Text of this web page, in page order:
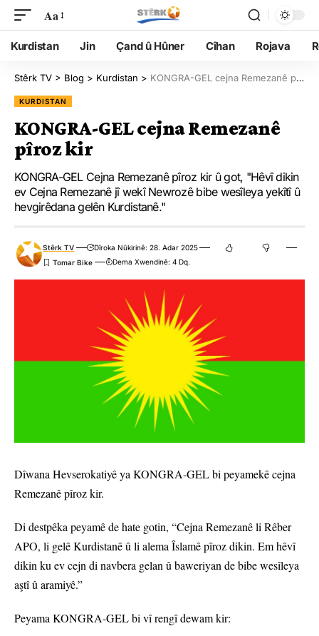
Aa
Kurdistan Jin Çand û Hûner Cîhan Rojava
Stêrk TV > Blog > Kurdistan > KONGRA-GEL cejna Remezanê pîroz kir
KURDISTAN
KONGRA-GEL cejna Remezanê
pîroz kir
KONGRA-GEL Cejna Remezanê pîroz kir û got, "Hêvî dikin
ev Cejna Remezanê jî wekî Newrozê bibe wesîleya yekîtî û
hevgirêdana gelên Kurdistanê."
Stêrk TV
Dîroka Nûkirinê: 28. Adar 2025
Dema Xwendinê: 4 Dq.
Dîwana Hevserokatiyê ya KONGRA-GEL bi peyamekê cejna
Remezanê pîroz kir.
Di destpêka peyamê de hate gotin, “Cejna Remezanê li Rêber
APO, li gelê Kurdistanê û li alema Îslamê pîroz dikin. Em hêvî
dikin ku ev cejn di navbera gelan û baweriyan de bibe wesîleya
aştî û aramiyê.”
Peyama KONGRA-GEL bi vî rengî dewam kir: